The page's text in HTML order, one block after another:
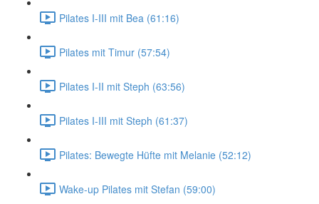
Pilates I-III mit Bea (61:16)
Pilates mit Timur (57:54)
Pilates I-II mit Steph (63:56)
Pilates I-III mit Steph (61:37)
Pilates: Bewegte Hüfte mit Melanie (52:12)
Wake-up Pilates mit Stefan (59:00)